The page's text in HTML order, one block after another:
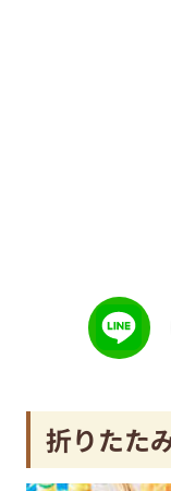
折りたた